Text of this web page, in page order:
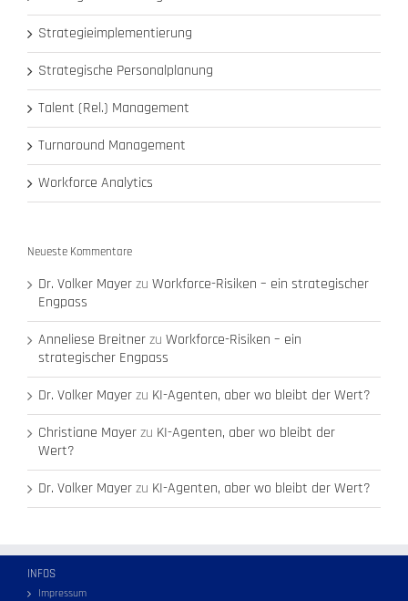
Strategieimplementierung
Strategische Personalplanung
Talent (Rel.) Management
Turnaround Management
Workforce Analytics
Neueste Kommentare
Dr. Volker Mayerzu Workforce-Risiken – ein strategischer
Engpass
Anneliese Breitnerzu Workforce-Risiken – ein
strategischer Engpass
Dr. Volker Mayerzu KI-Agenten, aber wo bleibt der Wert?
Christiane Mayerzu KI-Agenten, aber wo bleibt der
Wert?
Dr. Volker Mayerzu KI-Agenten, aber wo bleibt der Wert?
INFOS
Impressum